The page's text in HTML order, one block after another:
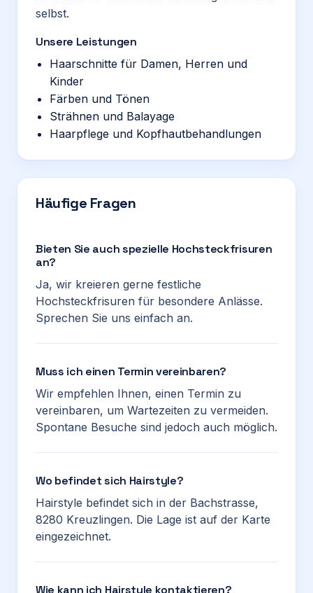
selbst.
Unsere Leistungen
Haarschnitte für Damen, Herren und
Kinder
Färben und Tönen
Strähnen und Balayage
Haarpflege und Kopfhautbehandlungen
Häufige Fragen
Bieten Sie auch spezielle Hochsteckfrisuren
an?
Ja, wir kreieren gerne festliche
Hochsteckfrisuren für besondere Anlässe.
Sprechen Sie uns einfach an.
Muss ich einen Termin vereinbaren?
Wir empfehlen Ihnen, einen Termin zu
vereinbaren, um Wartezeiten zu vermeiden.
Spontane Besuche sind jedoch auch möglich.
Wo befindet sich Hairstyle?
Hairstyle befindet sich in der Bachstrasse,
8280 Kreuzlingen. Die Lage ist auf der Karte
eingezeichnet.
Wie kann ich Hairstyle kontaktieren?